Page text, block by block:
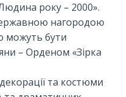
року – 2000».
нагородою
можуть бути
– Орденом «Зірка
та костюми